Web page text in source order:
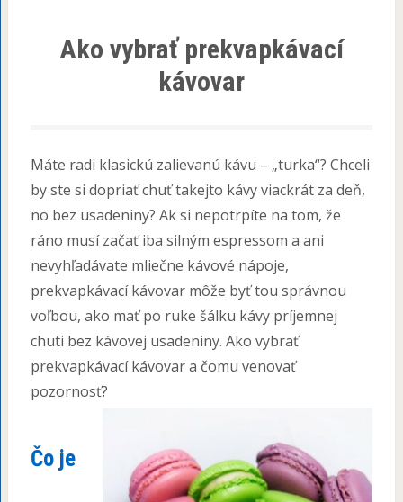
Ako vybrať prekvapkávací
kávovar
Máte radi klasickú zalievanú kávu – „turka“? Chceli
by ste si dopriať chuť takejto kávy viackrát za deň,
no bez usadeniny? Ak si nepotrpíte na tom, že
ráno musí začať iba silným espressom a ani
nevyhľadávate mliečne kávové nápoje,
prekvapkávací kávovar môže byť tou správnou
voľbou, ako mať po ruke šálku kávy príjemnej
chuti bez kávovej usadeniny. Ako vybrať
prekvapkávací kávovar a čomu venovať
pozornosť?
Čo je